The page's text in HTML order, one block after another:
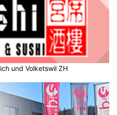
und Volketswil ZH